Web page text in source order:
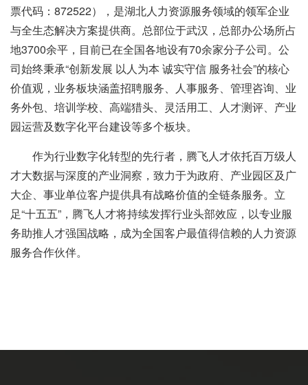
票代码：872522），是湖北人力资源服务领域的领军企业
与全生态解决方案提供商。总部位于武汉，总部办公场所占
地3700余平，目前已在全国各地设有70余家分子公司。公
司始终秉承“创新发展 以人为本 诚实守信 服务社会”的核心
价值观，业务板块涵盖招聘服务、人事服务、管理咨询、业
务外包、培训学校、高端猎头、灵活用工、人才测评、产业
园运营及数字化平台建设等多个板块。
作为行业数字化转型的先行者，腾飞人才依托百万级人
才大数据与深度的产业洞察，致力于为政府、产业园区及广
大企、事业单位客户提供具有战略价值的全链条服务。立
足“十五五”，腾飞人才将持续发挥行业头部效应，以专业服
务助推人才强国战略，成为全国客户最值得信赖的人力资源
服务合作伙伴。